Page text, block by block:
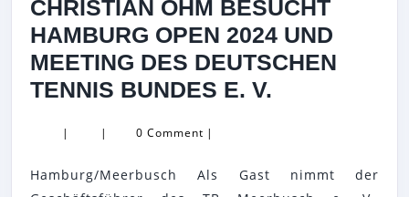
VOR
CHRISTIAN OHM BESUCHT
HAMBURG OPEN 2024 UND
MEETING DES DEUTSCHEN
TENNIS BUNDES E. V.
HAMBURG
| | 0 Comment |
Hamburg/Meerbusch Als Gast nimmt der